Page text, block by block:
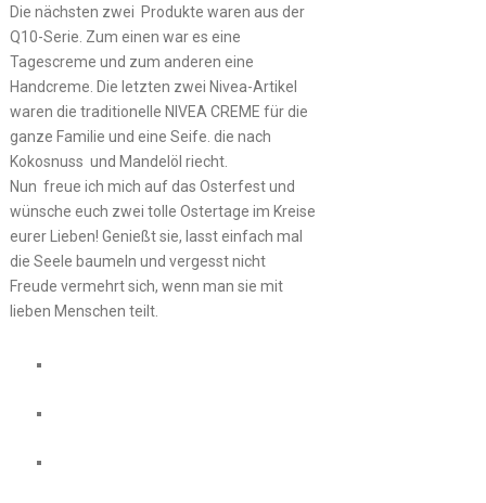
Die nächsten zwei Produkte waren aus der
Q10-Serie. Zum einen war es eine
Tagescreme und zum anderen eine
Handcreme. Die letzten zwei Nivea-Artikel
waren die traditionelle NIVEA CREME für die
ganze Familie und eine Seife. die nach
Kokosnuss und Mandelöl riecht.
Nun freue ich mich auf das Osterfest und
wünsche euch zwei tolle Ostertage im Kreise
eurer Lieben! Genießt sie, lasst einfach mal
die Seele baumeln und vergesst nicht
Freude vermehrt sich, wenn man sie mit
lieben Menschen teilt.